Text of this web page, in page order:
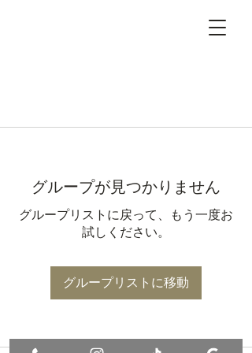
グループが見つかりません
グループリストに戻って、もう一度お
試しください。
グループリストに移動